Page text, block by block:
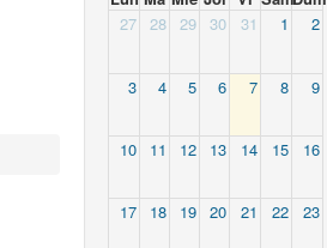
27
28 29 30 31 1 2
3 4 5 6 7 8 9
10 11 12 13 14 15 16
17 18 19 20 21 22 23